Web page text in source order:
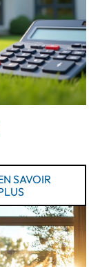
SAVOIR